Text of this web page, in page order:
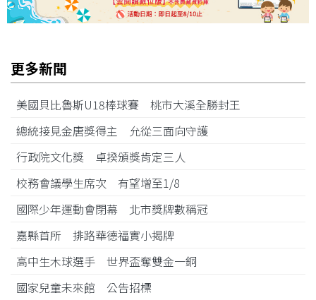
更多新聞
美國貝比魯斯U18棒球賽 桃市大溪全勝封王
總統接見金唐獎得主 允從三面向守護
行政院文化獎 卓揆頒獎肯定三人
校務會議學生席次 有望增至1/8
國際少年運動會閉幕 北市獎牌數稱冠
嘉縣首所 排路華德福實小揭牌
高中生木球選手 世界盃奪雙金一銅
國家兒童未來館 公告招標